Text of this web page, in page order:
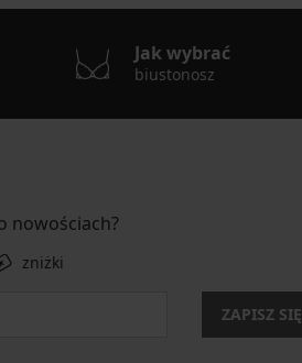
Jak wybrać
biustonosz
nowościach?
zniżki
ZAPISZ SIĘ